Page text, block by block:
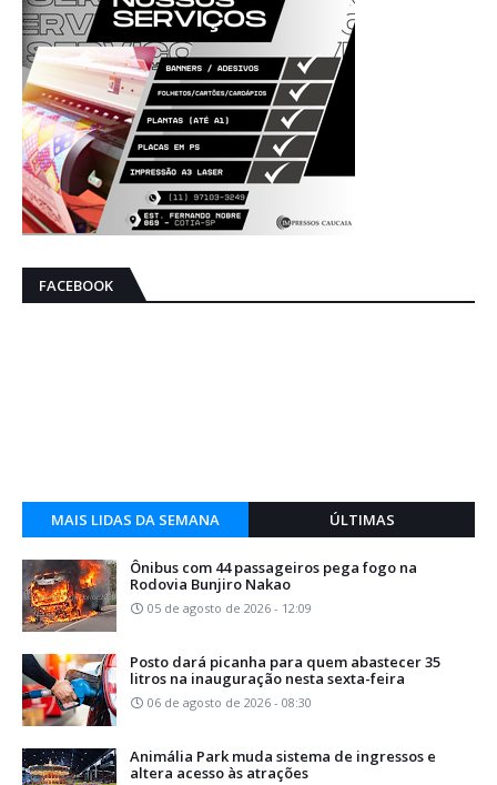
FACEBOOK
MAIS LIDAS DA SEMANA ÚLTIMAS
Ônibus com 44 passageiros pega fogo na
Rodovia Bunjiro Nakao
05 de agosto de 2026 - 12:09
Posto dará picanha para quem abastecer 35
litros na inauguração nesta sexta-feira
06 de agosto de 2026 - 08:30
Animália Park muda sistema de ingressos e
altera acesso às atrações